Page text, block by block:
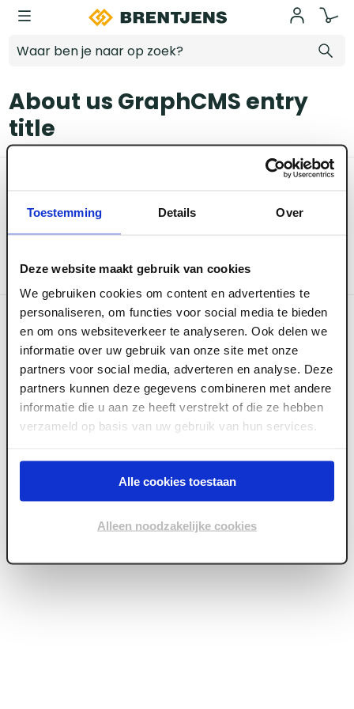
Toestemming Details Over
Deze website maakt gebruik van cookies
We gebruiken cookies om content en advertenties te
personaliseren, om functies voor social media te bieden
en om ons websiteverkeer te analyseren. Ook delen we
informatie over uw gebruik van onze site met onze
partners voor social media, adverteren en analyse. Deze
partners kunnen deze gegevens combineren met andere
informatie die u aan ze heeft verstrekt of die ze hebben
verzameld op basis van uw gebruik van hun services.
Alle cookies toestaan
Alleen noodzakelijke cookies
Ga naar hoofdinhoud
About us GraphCMS entry
title
Service & Info
Algemene voorwaarden
Privacy beleid
Disclaimer
Cookies
Copyright ©2026Brentjens Bouwproducten